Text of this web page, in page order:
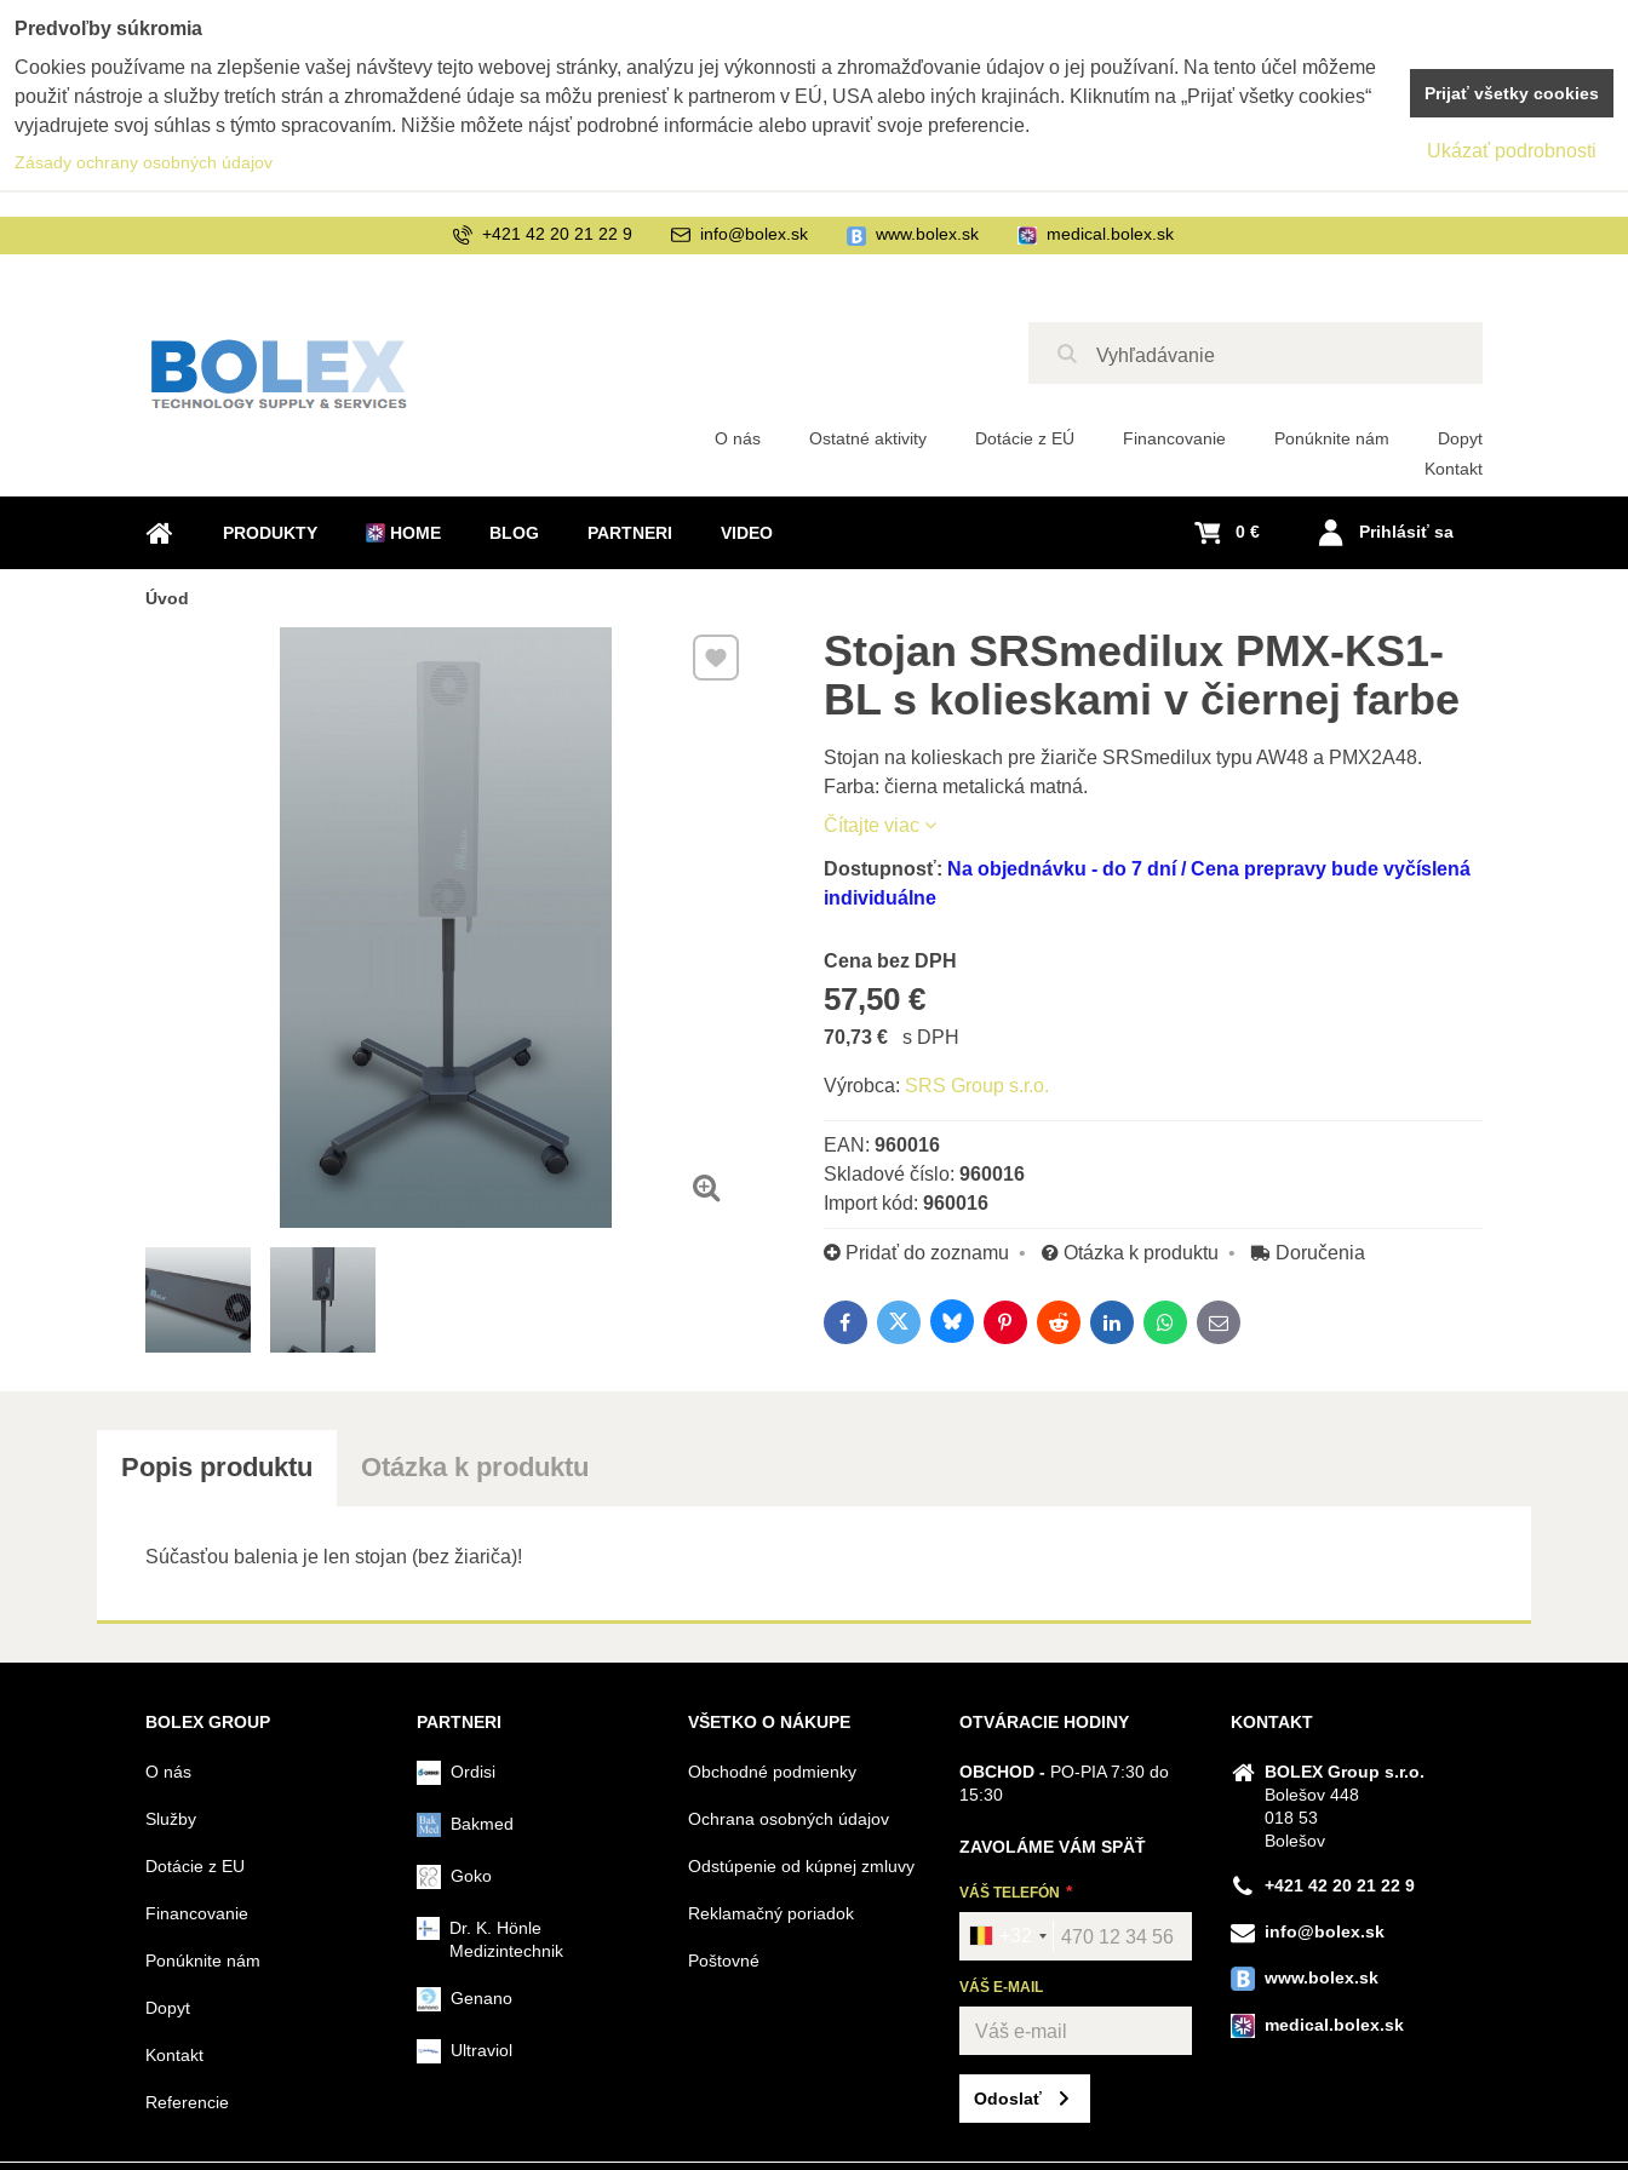
ÚVOD
PRODUKTY HOME BLOG PARTNERI VIDEO
O nás Ostatné aktivity Dotácie z EÚ Financovanie Ponúknite nám
Dopyt
Kontakt
Prihlásiť sa
0 €
+421 42 20 21 22 9 info@bolex.sk www.bolex.sk medical.bolex.sk
Úvod
Stojan SRSmedilux PMX-KS1-
BL s kolieskami v čiernej farbe
Stojan na kolieskach pre žiariče SRSmedilux typu AW48 a PMX2A48.
Farba: čierna metalická matná.
Čítajte viac
Pridať k Obľúbeným
Dostupnosť: Na objednávku - do 7 dní / Cena prepravy bude vyčíslená
individuálne
Cena bez DPH
57,50 €
Cena s DPH
70,73 € s DPH
Výrobca: SRS Group s.r.o.
EAN: 960016
Skladové číslo: 960016
Import kód: 960016
Pridať do zoznamu Otázka k produktu Doručenia
FacebookTwitterBlueskyPinterestRedditLinkedInWhatsApp
E-mail
Popis produktu Otázka k produktu
Súčasťou balenia je len stojan (bez žiariča)!
BOLEX GROUP
O nás
Služby
Dotácie z EU
Financovanie
Ponúknite nám
Dopyt
Kontakt
Referencie
PARTNERI
Ordisi
Bakmed
Goko
Dr. K. Hönle
Medizintechnik
Genano
Ultraviol
VŠETKO O NÁKUPE
Obchodné podmienky
Ochrana osobných údajov
Odstúpenie od kúpnej zmluvy
Reklamačný poriadok
Poštovné
OTVÁRACIE HODINY
OBCHOD - PO-PIA 7:30 do
15:30
ZAVOLÁME VÁM SPÄŤ
VÁŠ TELEFÓN
VÁŠ E-MAIL
Odoslať
KONTAKT
BOLEX Group s.r.o.
Bolešov 448
018 53
Bolešov
+421 42 20 21 22 9
info@bolex.sk
www.bolex.sk
medical.bolex.sk
Predvoľby súkromia
Cookies používame na zlepšenie vašej návštevy tejto webovej stránky, analýzu jej výkonnosti a zhromažďovanie údajov o jej používaní. Na tento účel môžeme
použiť nástroje a služby tretích strán a zhromaždené údaje sa môžu preniesť k partnerom v EÚ, USA alebo iných krajinách. Kliknutím na „Prijať všetky cookies“
vyjadrujete svoj súhlas s týmto spracovaním. Nižšie môžete nájsť podrobné informácie alebo upraviť svoje preferencie.
Zásady ochrany osobných údajov
Ukázať podrobnosti
Prijať všetky cookies